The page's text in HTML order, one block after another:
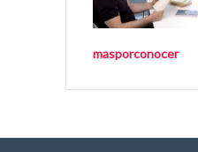
masporconocer